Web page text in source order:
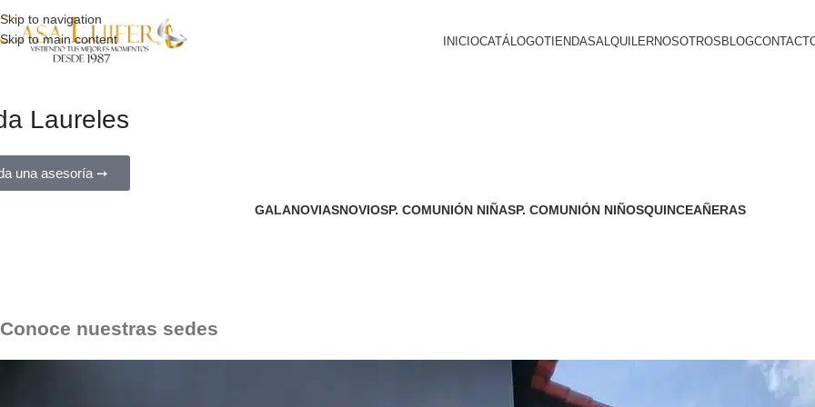
Skip to navigation
Skip to main content
INICIOCATÁLOGOTIENDASALQUILERNOSOTROSBLOG
Laureles
una asesoría ➙
GALANOVIASNOVIOSP. COMUNIÓN NIÑASP. COMUNIÓN NIÑOSQUINCEAÑERAS
Conoce nuestras sedes